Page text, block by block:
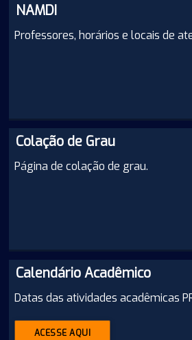
NAMDI
Professores, horários e locais de
Colação de Grau
Página de colação de grau.
Calendário Acadêmico
Datas das atividades acadêmicas
ACESSE AQUI